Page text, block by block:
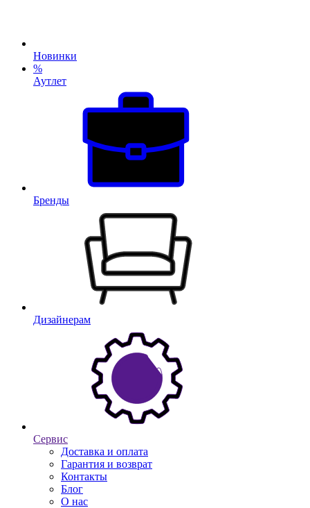
Новинки
%
Аутлет
Бренды
Дизайнерам
Сервис
Доставка и оплата
Гарантия и возврат
Контакты
Блог
О нас